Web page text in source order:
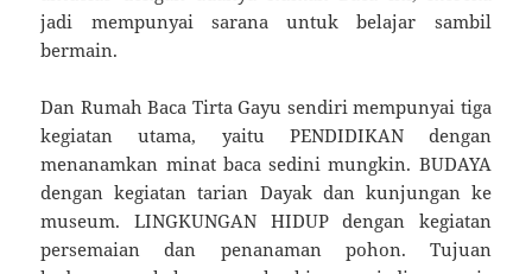
jadi mempunyai sarana untuk belajar sambil
bermain.
Dan Rumah Baca Tirta Gayu sendiri mempunyai tiga
kegiatan utama, yaitu PENDIDIKAN dengan
menanamkan minat baca sedini mungkin. BUDAYA
dengan kegiatan tarian Dayak dan kunjungan ke
museum. LINGKUNGAN HIDUP dengan kegiatan
persemaian dan penanaman pohon. Tujuan